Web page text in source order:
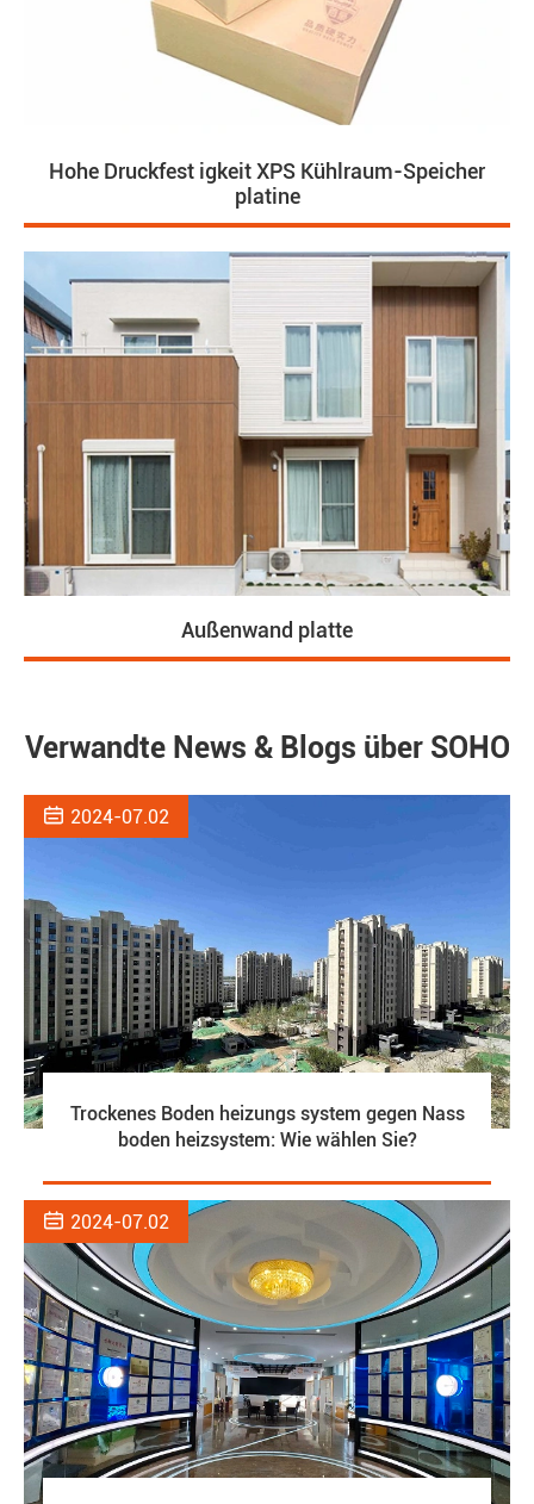
Hohe Druckfest igkeit XPS Kühlraum-Speicher
platine
Außenwand platte
Verwandte News & Blogs über SOHO
 2024-07.02
Trockenes Boden heizungs system gegen Nass
boden heizsystem: Wie wählen Sie?
 2024-07.02